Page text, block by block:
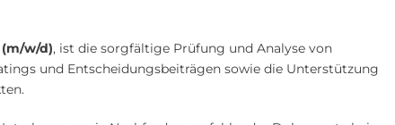
w/d), ist die sorgfältige Prüfung und Analyse von
und Entscheidungsbeiträgen sowie die Unterstützung